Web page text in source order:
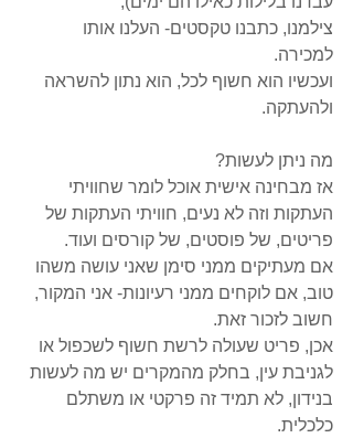
צילמנו, כתבנו טקסטים- העלנו אותו
למכירה.
ועכשיו הוא חשוף לכל, הוא נתון להשראה
ולהעתקה.
מה ניתן לעשות?
אז מבחינה אישית אוכל לומר שחוויתי
העתקות וזה לא נעים, חוויתי העתקות של
פריטים, של פוסטים, של קורסים ועוד.
אם מעתיקים ממני סימן שאני עושה משהו
טוב, אם לוקחים ממני רעיונות- אני המקור,
חשוב לזכור זאת.
אכן, פריט שעולה לרשת חשוף לשכפול או
לגניבת עין, בחלק מהמקרים יש מה לעשות
בנידון, לא תמיד זה פרקטי או משתלם
כלכלית.